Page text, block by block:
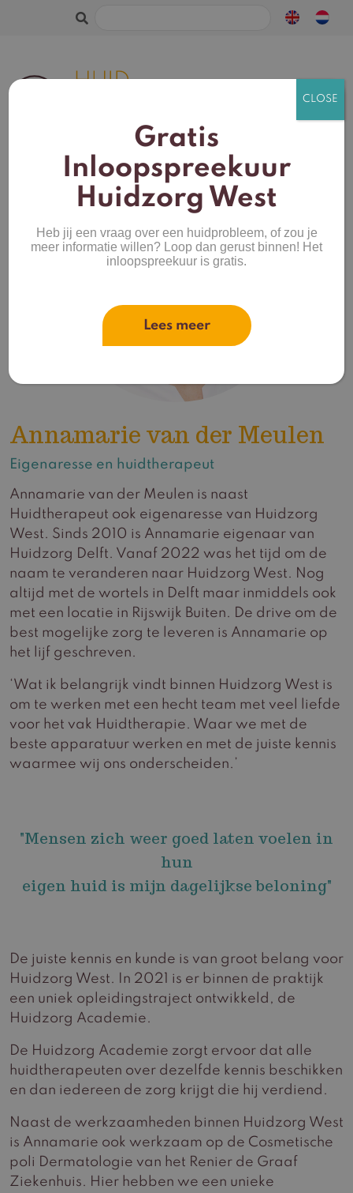
Zoeken
Annamarie van der Meulen
Eigenaresse en huidtherapeut
Annamarie van der Meulen is naast
Huidtherapeut ook eigenaresse van Huidzorg
West. Sinds 2010 is Annamarie eigenaar van
Huidzorg Delft. Vanaf 2022 was het tijd om de
naam te veranderen naar Huidzorg West. Nog
altijd met de wortels in Delft maar inmiddels ook
met een locatie in Rijswijk Buiten. De drive om de
best mogelijke zorg te leveren is Annamarie op
het lijf geschreven.
‘Wat ik belangrijk vindt binnen Huidzorg West is
om te werken met een hecht team met veel liefde
voor het vak Huidtherapie. Waar we met de
beste apparatuur werken en met de juiste kennis
waarmee wij ons onderscheiden.’
"Mensen zich weer goed laten voelen in
hun
eigen huid is mijn dagelijkse beloning"
De juiste kennis en kunde is van groot belang voor
Huidzorg West. In 2021 is er binnen de praktijk
een uniek opleidingstraject ontwikkeld, de
Huidzorg Academie.
De Huidzorg Academie zorgt ervoor dat alle
huidtherapeuten over dezelfde kennis beschikken
en dan iedereen de zorg krijgt die hij verdiend.
Naast de werkzaamheden binnen Huidzorg West
is Annamarie ook werkzaam op de Cosmetische
poli Dermatologie van het Renier de Graaf
Ziekenhuis. Hier hebben we een unieke
Gratis
Inloopspreekuur
Huidzorg West
Heb jij een vraag over een huidprobleem, of zou je
meer informatie willen? Loop dan gerust binnen! Het
inloopspreekuur is gratis.
Lees meer